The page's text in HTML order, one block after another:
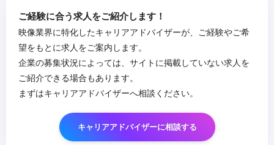
ご経験に合う求人をご紹介します！
映像業界に特化したキャリアアドバイザーが、ご経験やご希
望をもとに求人をご案内します。
企業の募集状況によっては、サイトに掲載していない求人を
ご紹介できる場合もあります。
まずはキャリアアドバイザーへ相談ください。
キャリアアドバイザーに相談する